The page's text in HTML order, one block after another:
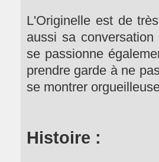
L'Originelle est de
aussi sa
se passionne
prendre garde à ne
se montrer
Histoire :